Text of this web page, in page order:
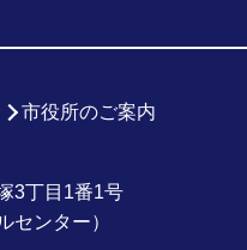
3丁目1番1号
センター）
市役所のご案内